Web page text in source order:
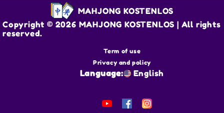
MAHJONG KOSTENLOS
Copyright © 2026 MAHJONG KOSTENLOS | All rights
reserved.
Term of use
Privacy and policy
Language: English